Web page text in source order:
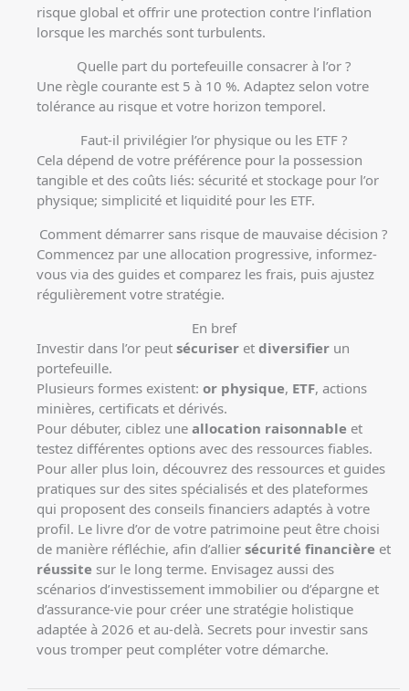
risque global et offrir une protection contre l’inflation
lorsque les marchés sont turbulents.
Quelle part du portefeuille consacrer à l’or ?
Une règle courante est 5 à 10 %. Adaptez selon votre
tolérance au risque et votre horizon temporel.
Faut-il privilégier l’or physique ou les ETF ?
Cela dépend de votre préférence pour la possession
tangible et des coûts liés: sécurité et stockage pour l’or
physique; simplicité et liquidité pour les ETF.
Comment démarrer sans risque de mauvaise décision ?
Commencez par une allocation progressive, informez-
vous via des guides et comparez les frais, puis ajustez
régulièrement votre stratégie.
En bref
Investir dans l’or peut sécuriser et diversifier un
portefeuille.
Plusieurs formes existent: or physique, ETF, actions
minières, certificats et dérivés.
Pour débuter, ciblez une allocation raisonnable et
testez différentes options avec des ressources fiables.
Pour aller plus loin, découvrez des ressources et guides
pratiques sur des sites spécialisés et des plateformes
qui proposent des conseils financiers adaptés à votre
profil. Le livre d’or de votre patrimoine peut être choisi
de manière réfléchie, afin d’allier sécurité financière et
réussite sur le long terme. Envisagez aussi des
scénarios d’investissement immobilier ou d’épargne et
d’assurance-vie pour créer une stratégie holistique
adaptée à 2026 et au-delà. Secrets pour investir sans
vous tromper peut compléter votre démarche.